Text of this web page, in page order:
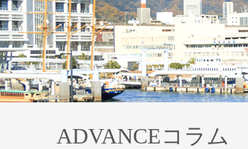
ADVANCEコラム